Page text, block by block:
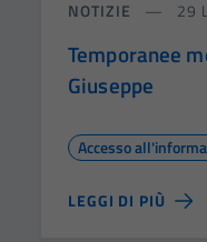
NOTIZIE 29
Temporanee
Giuseppe
Accesso
LEGGI DI PIÙ